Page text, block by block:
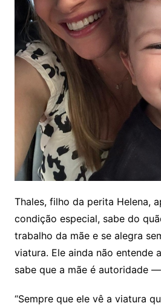
Thales, filho da perita Helena,
condição especial, sabe do
trabalho da mãe e se alegra
viatura. Ele ainda não entende
sabe que a mãe é autoridade
“Sempre que ele vê a viatura